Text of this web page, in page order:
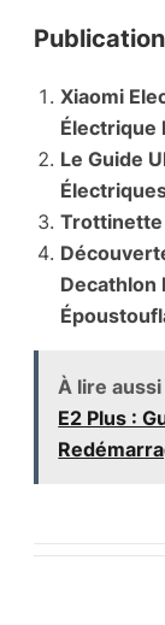
Xiaomi
Électrique
Le Guide
Decathlon
À lire aussi
E2 Plus :